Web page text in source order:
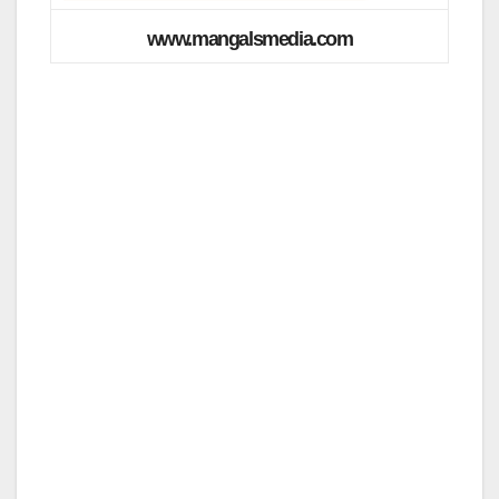
www.mangalsmedia.com